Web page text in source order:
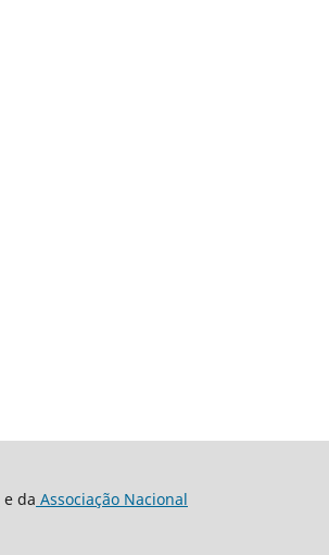
e da Associação Nacional